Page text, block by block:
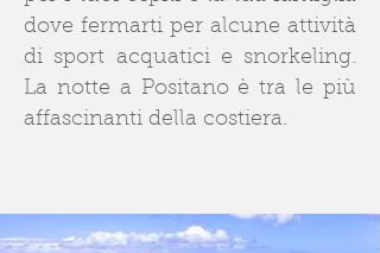
dove fermarti per alcune attività
di sport acquatici e snorkeling.
La notte a Positano è tra le più
affascinanti della costiera.